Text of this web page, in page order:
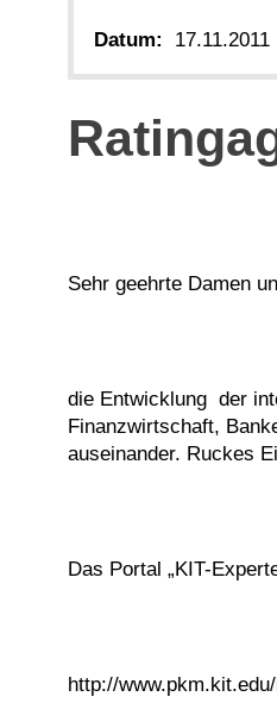
Datum: 17.11.2011
Sehr geehrte Damen
die Entwicklung der
Finanzwirtschaft,
auseinander. Ruckes
Das Portal „KIT-
http://